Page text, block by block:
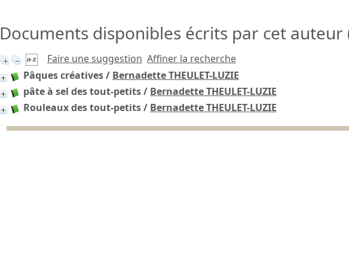
Documents disponibles écrits par cet auteur
Faire une suggestion Affiner la recherche
Pâques créatives/ Bernadette THEULET-LUZIE
pâte à sel des tout-petits/ Bernadette THEULET-LUZIE
Rouleaux des tout-petits/ Bernadette THEULET-LUZIE